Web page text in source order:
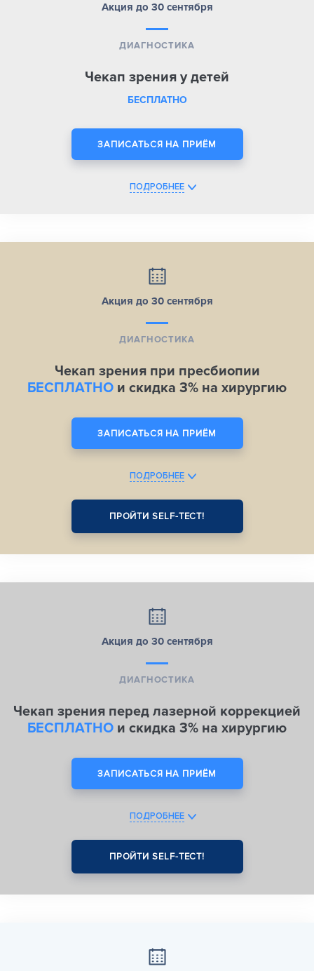
Акция до 30 сентября
ДИАГНОСТИКА
Чекап зрения у детей
БЕСПЛАТНО
ЗАПИСАТЬСЯ НА ПРИЁМ
ПОДРОБНЕЕ
Акция до 30 сентября
ДИАГНОСТИКА
Чекап зрения при пресбиопии
БЕСПЛАТНО и скидка 3% на хирургию
ЗАПИСАТЬСЯ НА ПРИЁМ
ПОДРОБНЕЕ
ПРОЙТИ SELF-ТЕСТ!
Акция до 30 сентября
ДИАГНОСТИКА
Чекап зрения перед лазерной коррекцией
БЕСПЛАТНО и скидка 3% на хирургию
ЗАПИСАТЬСЯ НА ПРИЁМ
ПОДРОБНЕЕ
ПРОЙТИ SELF-ТЕСТ!